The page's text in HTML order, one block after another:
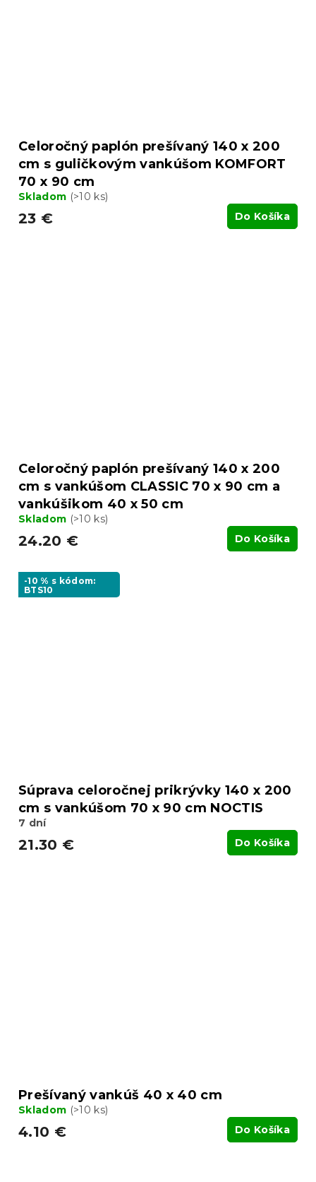
Celoročný paplón prešívaný 140 x 200
cm s guličkovým vankúšom KOMFORT
70 x 90 cm
Skladom (>10 ks)
23 € Do Košíka
Celoročný paplón prešívaný 140 x 200
cm s vankúšom CLASSIC 70 x 90 cm a
vankúšikom 40 x 50 cm
Skladom (>10 ks)
24.20 € Do Košíka
-10 % s kódom:
BTS10
Súprava celoročnej prikrývky 140 x 200
cm s vankúšom 70 x 90 cm NOCTIS
7 dní
21.30 € Do Košíka
Prešívaný vankúš 40 x 40 cm
Skladom (>10 ks)
4.10 € Do Košíka